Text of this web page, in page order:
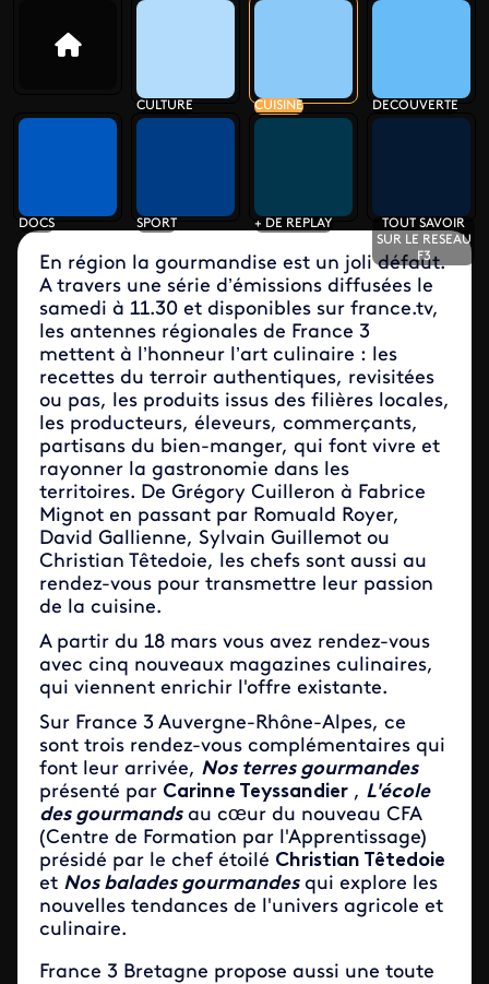
CULTURE CUISINE DECOUVERTE
DOCS SPORT + DE REPLAY
TOUT SAVOIR
SUR LE RESEAU
F3
En région la gourmandise est un joli défaut.
A travers une série d’émissions diffusées le
samedi à 11.30 et disponibles sur france.tv,
les antennes régionales de France 3
mettent à l’honneur l’art culinaire : les
recettes du terroir authentiques, revisitées
ou pas, les produits issus des filières locales,
les producteurs, éleveurs, commerçants,
partisans du bien-manger, qui font vivre et
rayonner la gastronomie dans les
territoires. De Grégory Cuilleron à Fabrice
Mignot en passant par Romuald Royer,
David Gallienne, Sylvain Guillemot ou
Christian Têtedoie, les chefs sont aussi au
rendez-vous pour transmettre leur passion
de la cuisine.
A partir du 18 mars vous avez rendez-vous
avec cinq nouveaux magazines culinaires,
qui viennent enrichir l'offre existante.
Sur France 3 Auvergne-Rhône-Alpes, ce
sont trois rendez-vous complémentaires qui
font leur arrivée, Nos terres gourmandes
présenté par Carinne Teyssandier , L'école
des gourmandsau cœur du nouveau CFA
(Centre de Formation par l'Apprentissage)
présidé par le chef étoilé Christian Têtedoie
et Nos balades gourmandes qui explore les
nouvelles tendances de l'univers agricole et
culinaire.
France 3 Bretagne propose aussi une toute